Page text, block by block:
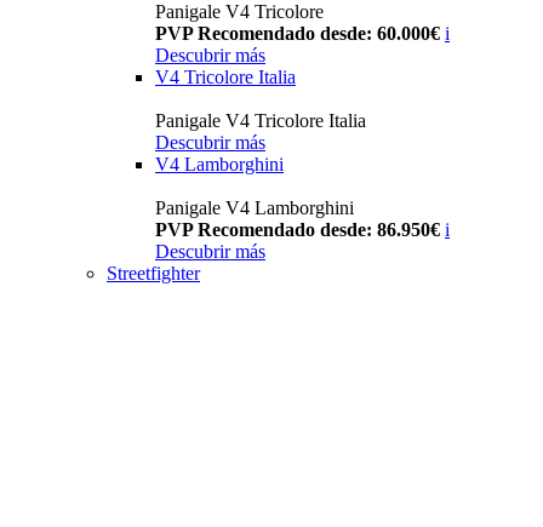
Panigale V4 Tricolore
PVP Recomendado desde: 60.000€ i
Descubrir más
V4 Tricolore Italia
Panigale V4 Tricolore Italia
Descubrir más
V4 Lamborghini
Panigale V4 Lamborghini
PVP Recomendado desde: 86.950€ i
Descubrir más
Streetfighter